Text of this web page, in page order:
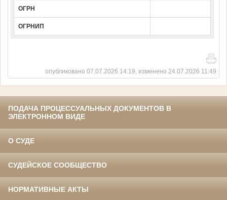
ОГРН
ОГРНИП
опубликовано 07.07.2026 14:19, изменено 24.07.2026 11:49
ПОДАЧА ПРОЦЕССУАЛЬНЫХ ДОКУМЕНТОВ В
ЭЛЕКТРОННОМ ВИДЕ
О СУДЕ
СУДЕЙСКОЕ СООБЩЕСТВО
НОРМАТИВНЫЕ АКТЫ